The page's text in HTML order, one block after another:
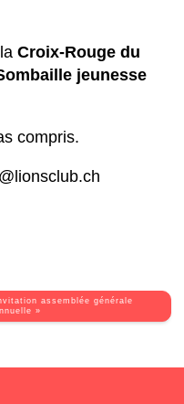
Croix-Rouge du
jeunesse
compris.
assemblée générale
»